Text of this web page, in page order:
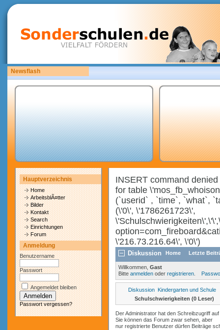
Newsflash
Bitte laden Sie eigene copyrightfreie Unterrichtsmaterialien hoch.
Hauptverzeichnis
Home
ArbeitsblÃ¤tter
Bilder
Kontakt
Search
Einrichtungen
Forum
Anmeldung
Benutzername
Passwort
Angemeldet bleiben
Passwort vergessen?
INSERT command
for table
(`userid` , `time`, `what`,
(\'0\', \'1786261723\',
\'216.73.216.64\', \'0\')
Diskussion Home Letzte
Willkommen, Gast
Bitte anmelden oder registrieren
Diskussion Kindergarten und Schule
Schulschwierigkeiten (0 Leser)
Der Administrator hat den Schreibzugriff
Sie können das Forum zwar sehen, aber
nur registrierte Benutzer dürfen Beiträge